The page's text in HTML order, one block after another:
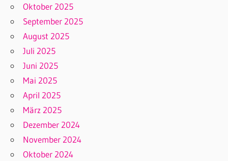
Oktober 2025
September 2025
August 2025
Juli 2025
Juni 2025
Mai 2025
April 2025
März 2025
Dezember 2024
November 2024
Oktober 2024